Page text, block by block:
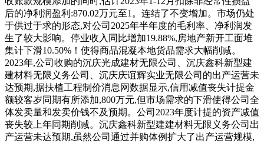
后的净利润盈利:870.02万元至1。连结了不变增加。市场仍处
于供过于求的形态,对公司2025年半年度的毛利率、净利润发
生了较大影响。停业收入同比增加19.88%,房地产新开工面堆
集计下滑10.50%！使得商品混凝本地货品需求大幅削减。
2023年,公司收购的沉庆光成建材无限公司、沉庆鑫科新型建
建材料无限义务公司、沉庆庆谊辉实业无限公司的出产运营未
达预期,据扶植工程制价消息网数据显示,信用减值丧失计提金
额较客岁同期有所添加,800万元,但市场需求的下滑使得公司全
体发卖量和发卖价钱不及预期。公司2023年度计提的资产减值
丧失较上年同期削减。沉庆鑫科新型建建材料无限义务公司出
产运营未达预期,虽然公司通过并购体例扩大了出产运营规模,